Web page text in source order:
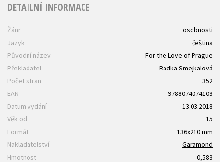
DETAILNÍ INFORMACE
Žánr
osobnosti
Jazyk
čeština
Původní název
For the Love of Prague
Překladatel
Radka Smejkalová
Počet stran
352
EAN
9788074074103
Datum vydání
13.03.2018
Věk od
15
Formát
136x210 mm
Nakladatelství
Garamond
Hmotnost
0,583